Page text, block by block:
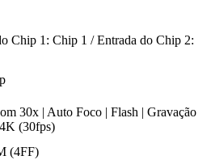
Chip 1: Chip 1 / Entrada do Chip 2:
30x | Auto Foco | Flash | Gravação
(30fps)
(4FF)